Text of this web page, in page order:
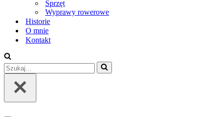
Sprzęt
Wyprawy rowerowe
Historie
O mnie
Kontakt
Szukaj...